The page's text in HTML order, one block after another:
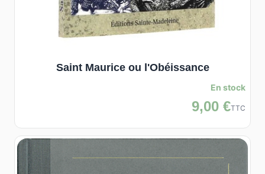
Saint Maurice ou l'Obéissance
En stock
9,00 €TTC